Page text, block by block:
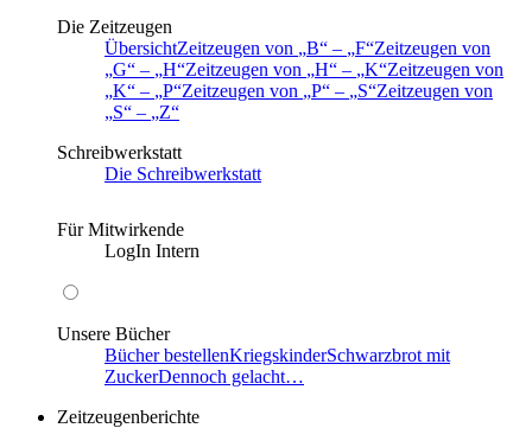
Die Zeitzeugen
ÜbersichtZeitzeugen von B – F Zeitzeugen von
G
– H Zeitzeugen von H – K Zeitzeugen von
K
– P Zeitzeugen von P – S Zeitzeugen von
S
–
Z
Schreibwerkstatt
Die Schreibwerkstatt
Für Mitwirkende
LogIn Intern
Unsere Bücher
Bücher bestellenKriegskinderSchwarzbrot mit
ZuckerDennoch gelacht…
Zeitzeugenberichte